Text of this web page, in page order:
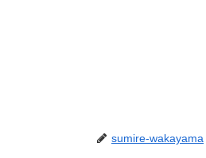
sumire-wakayama